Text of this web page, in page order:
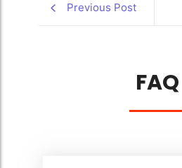
Previous Post
FAQ